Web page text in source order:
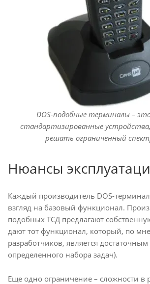
DOS-подобные терминалы –
стандартизированные
решать ограниченный
Нюансы
Каждый производитель DOS-
взгляд на базовый функционал.
подобных ТСД предлагают
дают тот функционал, который, по
разработчиков, является достаточным
определенного набора задач).
Еще одно ограничение – сложности в